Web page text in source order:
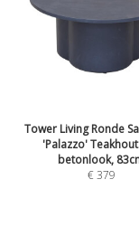
Tower Living Ronde
'Palazzo'
betonlook,
€379